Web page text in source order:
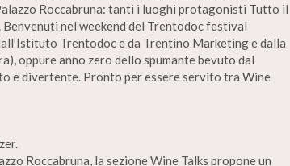
Roccabruna: tanti i luoghi protagonisti Tutto il
nel weekend del Trentodoc festival
Trentodoc e da Trentino Marketing e dalla
oppure anno zero dello spumante bevuto dal
e divertente. Pronto per essere servito tra Wine
Roccabruna, la sezione Wine Talks propone un